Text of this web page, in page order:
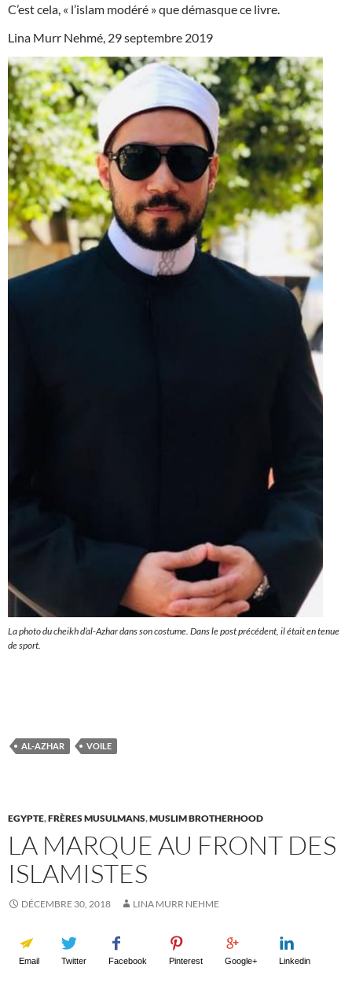
C’est cela, « l’islam modéré » que démasque ce livre.
Lina Murr Nehmé, 29 septembre 2019
La photo du cheikh d’al-Azhar dans son costume. Dans le post précédent, il était en tenue
de sport.
AL-AZHAR VOILE
EGYPTE,FRÈRES MUSULMANS,MUSLIM BROTHERHOOD
LA MARQUE AU FRONT DES
ISLAMISTES
DÉCEMBRE 30, 2018 LINA MURR NEHME
Email Twitter Facebook Pinterest Google+ Linkedin